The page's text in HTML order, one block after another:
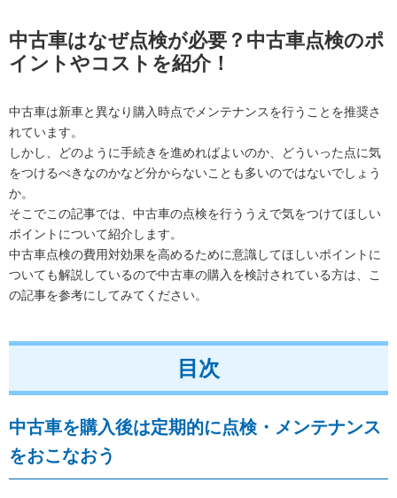
中古車はなぜ点検が必要？中古車点検のポ
イントやコストを紹介！
中古車は新車と異なり購入時点でメンテナンスを行うことを推奨さ
れています。
しかし、どのように手続きを進めればよいのか、どういった点に気
をつけるべきなのかなど分からないことも多いのではないでしょう
か。
そこでこの記事では、中古車の点検を行ううえで気をつけてほしい
ポイントについて紹介します。
中古車点検の費用対効果を高めるために意識してほしいポイントに
ついても解説しているので中古車の購入を検討されている方は、こ
の記事を参考にしてみてください。
目次
中古車を購入後は定期的に点検・メンテナンス
をおこなおう